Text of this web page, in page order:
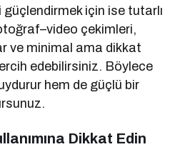
için ise tutarlı
çekimleri,
ve minimal ama dikkat
edebilirsiniz. Böylece
hem de güçlü bir
Dikkat Edin